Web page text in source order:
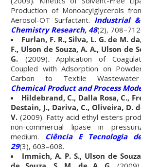
Production of Monoacylglycerols
Aerosol-OT Surfactant. Industrial &
Chemistry Research, 48(2), 708–712.
Furlan, F. R., Silva, L. G. de M.
F., Ulson de Souza, A. A., Ulson de
G. (2009). Application of
Coupled with Adsorption on
Carbon to Textile Wastewater
Chemical Product and Process
Hildebrand, C., Dalla Rosa, C.,
Destain, J., Dariva, C., Oliveira, D.
V.(2009). Fatty acid ethyl esters
non-commercial lipase in
medium.
Ciência E Tecnologia
29(3), 603–608.
Immich, A. P. S., Ulson de